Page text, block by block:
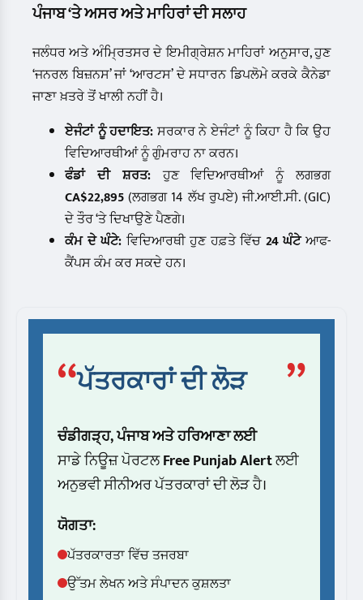
ਪੰਜਾਬ ‘ਤੇ ਅਸਰ ਅਤੇ ਮਾਹਿਰਾਂ ਦੀ ਸਲਾਹ
ਜਲੰਧਰ ਅਤੇ ਅੰਮ੍ਰਿਤਸਰ ਦੇ ਇਮੀਗ੍ਰੇਸ਼ਨ ਮਾਹਿਰਾਂ ਅਨੁਸਾਰ, ਹੁਣ
‘ਜਨਰਲ ਬਿਜ਼ਨਸ’ ਜਾਂ ‘ਆਰਟਸ’ ਦੇ ਸਧਾਰਨ ਡਿਪਲੋਮੇ ਕਰਕੇ ਕੈਨੇਡਾ
ਜਾਣਾ ਖ਼ਤਰੇ ਤੋਂ ਖਾਲੀ ਨਹੀਂ ਹੈ।
ਏਜੰਟਾਂ ਨੂੰ ਹਦਾਇਤ:ਸਰਕਾਰ ਨੇ ਏਜੰਟਾਂ ਨੂੰ ਕਿਹਾ ਹੈ ਕਿ ਉਹ
ਵਿਦਿਆਰਥੀਆਂ ਨੂੰ ਗੁੰਮਰਾਹ ਨਾ ਕਰਨ।
ਫੰਡਾਂ ਦੀ ਸ਼ਰਤ:ਹੁਣ ਵਿਦਿਆਰਥੀਆਂ ਨੂੰ ਲਗਭਗ
CA$22,895(ਲਗਭਗ 14 ਲੱਖ ਰੁਪਏ) ਜੀ.ਆਈ.ਸੀ. (GIC)
ਦੇ ਤੌਰ ‘ਤੇ ਦਿਖਾਉਣੇ ਪੈਣਗੇ।
ਕੰਮ ਦੇ ਘੰਟੇ: ਵਿਦਿਆਰਥੀ ਹੁਣ ਹਫ਼ਤੇ ਵਿੱਚ24 ਘੰਟੇਆਫ-
ਕੈਂਪਸ ਕੰਮ ਕਰ ਸਕਦੇ ਹਨ।
“ਪੱਤਰਕਾਰਾਂ ਦੀ ਲੋੜ ”
ਚੰਡੀਗੜ੍ਹ, ਪੰਜਾਬ ਅਤੇ ਹਰਿਆਣਾ ਲਈ
ਸਾਡੇ ਨਿਊਜ਼ ਪੋਰਟਲFree Punjab Alertਲਈ
ਅਨੁਭਵੀ ਸੀਨੀਅਰ ਪੱਤਰਕਾਰਾਂ ਦੀ ਲੋੜ ਹੈ।
ਯੋਗਤਾ:
ਪੱਤਰਕਾਰਤਾ ਵਿੱਚ ਤਜਰਬਾ
ਉੱਤਮ ਲੇਖਨ ਅਤੇ ਸੰਪਾਦਨ ਕੁਸ਼ਲਤਾ